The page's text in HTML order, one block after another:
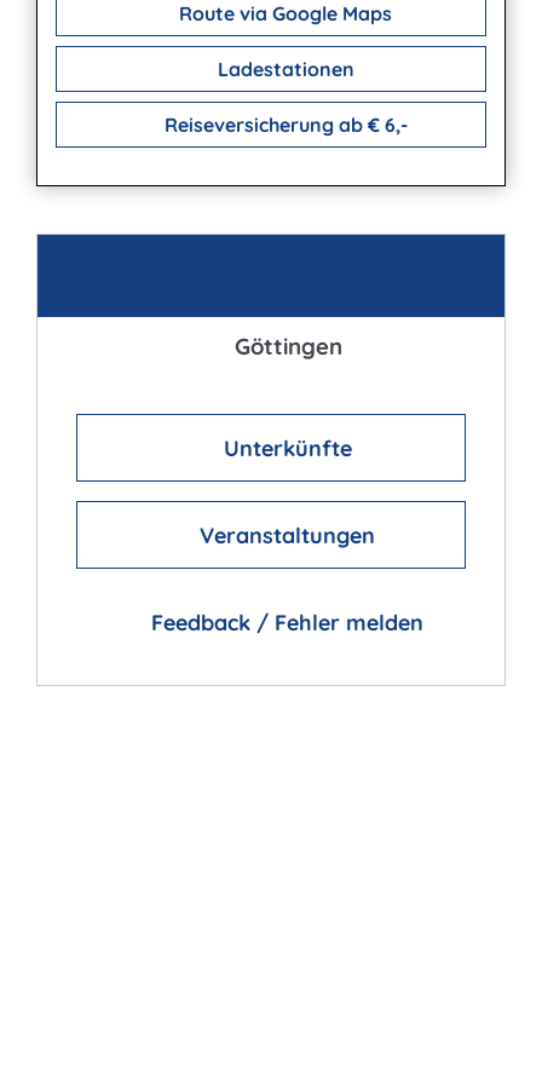
Route via Google Maps
Ladestationen
Reiseversicherung ab € 6,-
Göttingen
Unterkünfte
Veranstaltungen
Feedback / Fehler melden